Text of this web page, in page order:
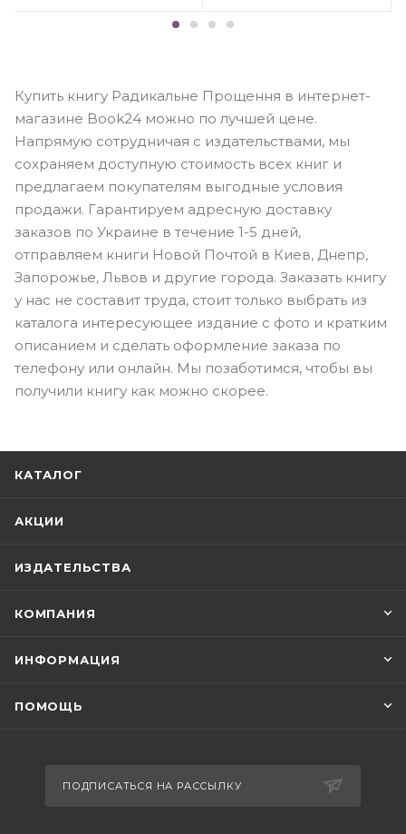
Купить книгу Радикальне Прощення в интернет-
магазине Book24 можно по лучшей цене.
Напрямую сотрудничая с издательствами, мы
сохраняем доступную стоимость всех книг и
предлагаем покупателям выгодные условия
продажи. Гарантируем адресную доставку
заказов по Украине в течение 1-5 дней,
отправляем книги Новой Почтой в Киев, Днепр,
Запорожье, Львов и другие города. Заказать книгу
у нас не составит труда, стоит только выбрать из
каталога интересующее издание с фото и кратким
описанием и сделать оформление заказа по
телефону или онлайн. Мы позаботимся, чтобы вы
получили книгу как можно скорее.
КАТАЛОГ
АКЦИИ
ИЗДАТЕЛЬСТВА
КОМПАНИЯ
ИНФОРМАЦИЯ
ПОМОЩЬ
ПОДПИСАТЬСЯ НА РАССЫЛКУ